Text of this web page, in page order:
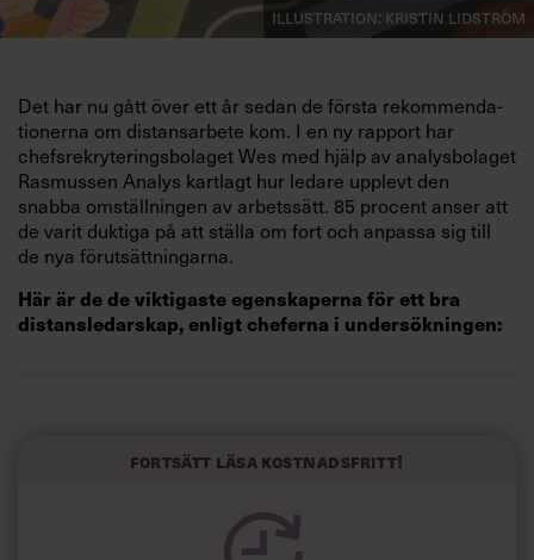
Illustration: Kristin Lidström
Det har nu gått över ett år sedan de första rekommenda­
tionerna om distansarbete kom. I en ny rapport har
chefsrekryte­ringsbolaget Wes med hjälp av analysbolaget
Rasmussen Analys kartlagt hur ledare upplevt den
snabba omställningen av arbets­sätt. 85 procent anser att
de varit duktiga på att ställa om fort och anpassa sig till
de nya förutsätt­ningarna.
Här är de de viktigaste egen­skaperna för ett bra
distans­ledarskap, enligt cheferna i undersökningen:
5. Inspirerande/peppande
6. Stöttande/empatisk
Fortsätt läsa kostnadsfritt!